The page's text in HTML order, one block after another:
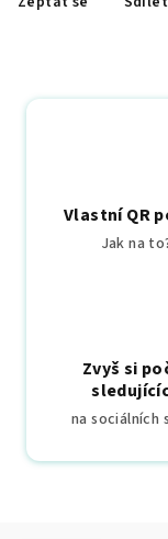
Vlastní QR
Jak na
Zvyš si
na sociálních